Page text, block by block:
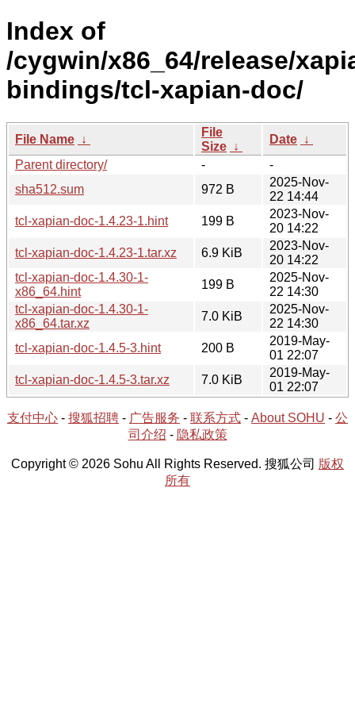
Index of
/cygwin/x86_64/release/
bindings/tcl-xapian-doc/
File Name ↓
File
Size ↓
Date ↓
Parent directory/
-
-
sha512.sum
972 B
2025-Nov-
22 14:44
tcl-xapian-doc-1.4.23-1.hint
199 B
2023-Nov-
20 14:22
tcl-xapian-doc-1.4.23-1.tar.xz
6.9 KiB
2023-Nov-
20 14:22
tcl-xapian-doc-1.4.30-1-
x86_64.hint
199 B
2025-Nov-
22 14:30
tcl-xapian-doc-1.4.30-1-
x86_64.tar.xz
7.0 KiB
2025-Nov-
22 14:30
tcl-xapian-doc-1.4.5-3.hint
200 B
2019-May-
01 22:07
tcl-xapian-doc-1.4.5-3.tar.xz
7.0 KiB
2019-May-
01 22:07
支付中心 - 搜狐招聘 - 广告服务 - 联系方式 - About SOHU - 公
司介绍 - 隐私政策
Copyright © 2026 Sohu All Rights Reserved. 搜狐公司 版权
所有